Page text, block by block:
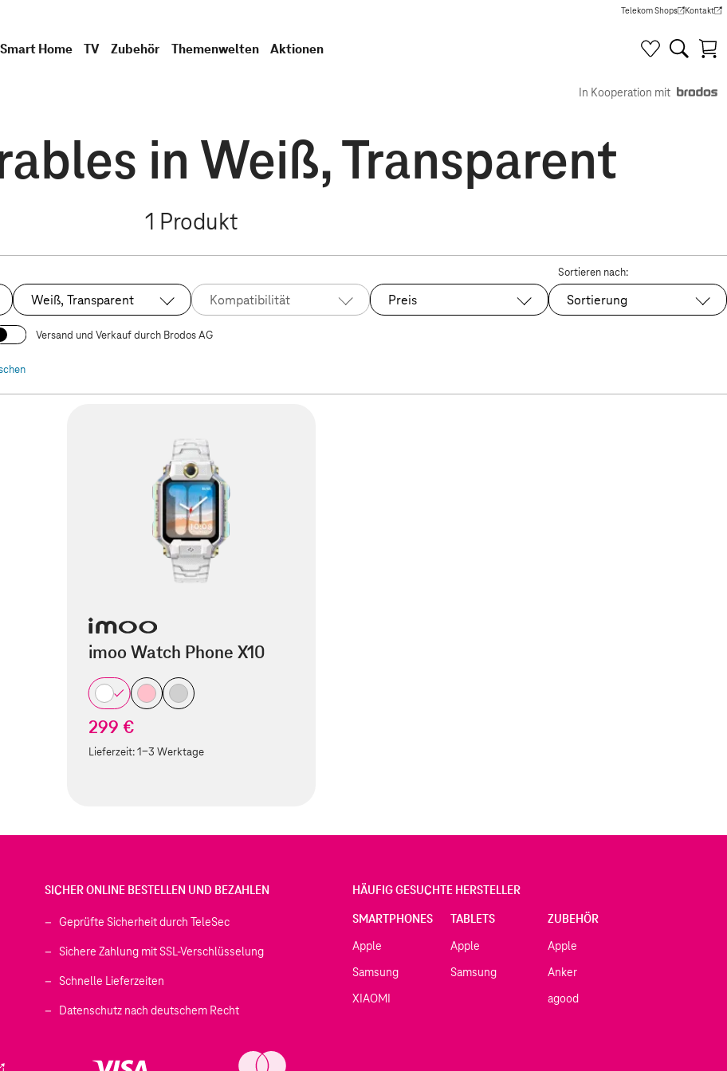
Telekom Shops
(Wird in einem neuen Tab
Kontakt
(Wird in
Smart Home TV Zubehör Themenwelten Aktionen
In Kooperation mit
in Weiß, Transparent
1 Produkt
Ausgewählt:
Weiß, Transparent Kompatibilität Preis
Sortieren nach:
Sortierung
Versand und Verkauf durch Brodos AG
imoo Watch Phone X10
299 €
Lieferzeit:1-3 Werktage
geöffnet)
SICHER ONLINE BESTELLEN UND BEZAHLEN
Geprüfte Sicherheit durch TeleSec
Sichere Zahlung mit SSL-Verschlüsselung
Schnelle Lieferzeiten
Datenschutz nach deutschem Recht
HÄUFIG GESUCHTE HERSTELLER
SMARTPHONES
Apple
Samsung
XIAOMI
TABLETS
Apple
Samsung
ZUBEHÖR
Apple
Anker
agood